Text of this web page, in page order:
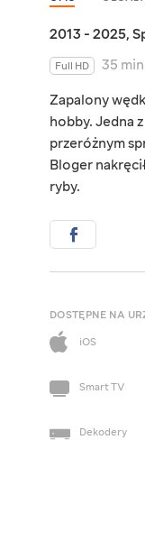
2013 - 2025,
Full HD
35 min
Zapalony
hobby. Jedna
przeróżnym
Bloger
ryby.
DOSTĘPNE NA
iOS
Smart TV
Dekodery